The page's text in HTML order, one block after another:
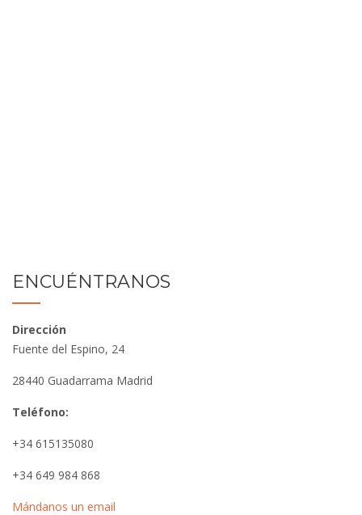
ENCUÉNTRANOS
Dirección
Fuente del Espino, 24
28440 Guadarrama Madrid
Teléfono:
+34 615135080
+34 649 984 868
Mándanos un email